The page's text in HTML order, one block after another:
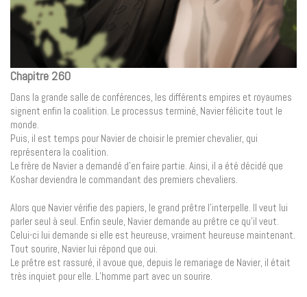
Chapitre 260
Dans la grande salle de conférences, les différents empires et royaumes
signent enfin la coalition. Le processus terminé, Navier félicite tout le
monde.
Puis, il est temps pour Navier de choisir le premier chevalier, qui
représentera la coalition.
Le frère de Navier a demandé d’en faire partie. Ainsi, il a été décidé que
Koshar deviendra le commandant des premiers chevaliers.
Alors que Navier vérifie des papiers, le grand prêtre l’interpelle. Il veut lui
parler seul à seul. Enfin seule, Navier demande au prêtre ce qu’il veut.
Celui-ci lui demande si elle est heureuse, vraiment heureuse maintenant.
Tout sourire, Navier lui répond que oui.
Le prêtre est rassuré, il avoue que, depuis le remariage de Navier, il était
très inquiet pour elle. L’homme part avec un sourire.